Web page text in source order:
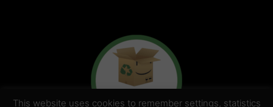
This website uses cookies to remember settings, statistics